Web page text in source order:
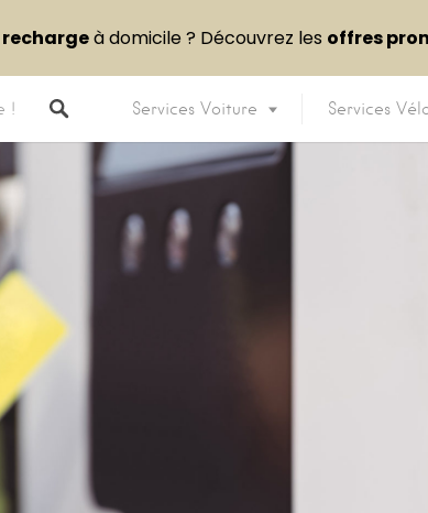
Services Voiture Services
rechargeà domicile ? Découvrez les offres